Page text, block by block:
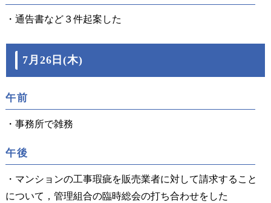
・通告書など３件起案した
7月26日(木)
午前
・事務所で雑務
午後
・マンションの工事瑕疵を販売業者に対して請求すること
について，管理組合の臨時総会の打ち合わせをした